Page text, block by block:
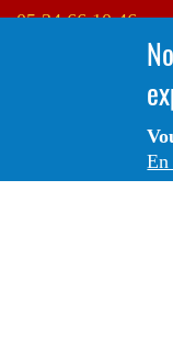
05 34 66 10 46
ESCAL, 2 rue Erik
31560